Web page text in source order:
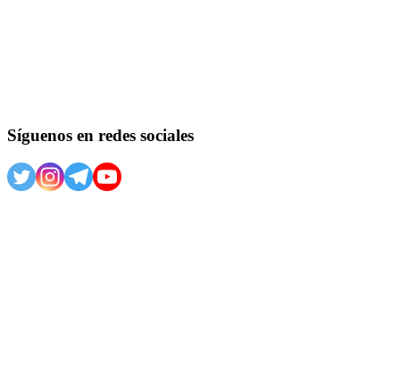
Síguenos en redes sociales